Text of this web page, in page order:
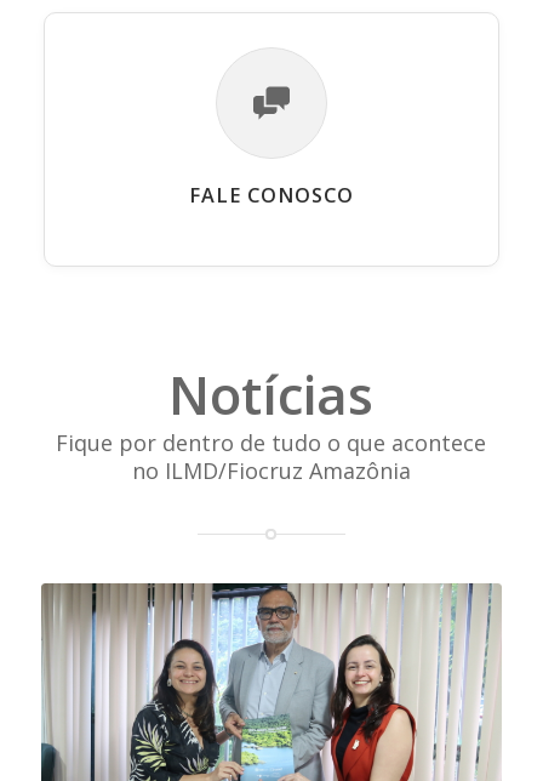
FALE CONOSCO
Notícias
Fique por dentro de tudo o que acontece
no ILMD/Fiocruz Amazônia